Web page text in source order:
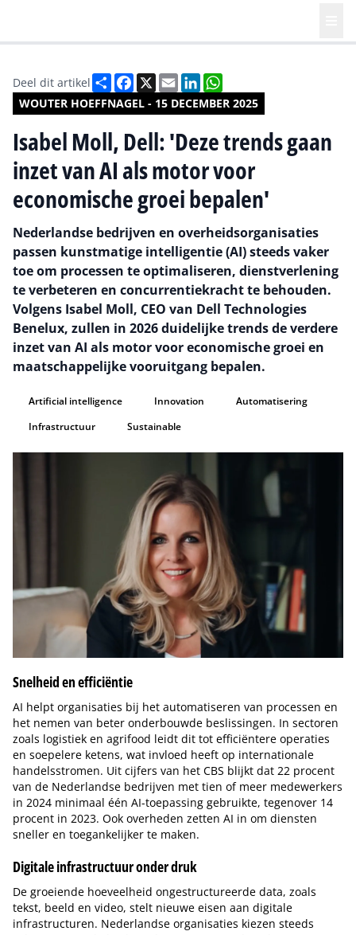
WOUTER HOEFFNAGEL - 15 DECEMBER 2025
Deel dit artikel DeelFacebook
X EmailLinkedIn
Isabel Moll, Dell: 'Deze trends gaan
inzet van AI als motor voor
economische groei bepalen'
Nederlandse bedrijven en overheidsorganisaties
passen kunstmatige intelligentie (AI) steeds vaker
toe om processen te optimaliseren, dienstverlening
te verbeteren en concurrentiekracht te behouden.
Volgens Isabel Moll, CEO van Dell Technologies
Benelux, zullen in 2026 duidelijke trends de verdere
inzet van AI als motor voor economische groei en
maatschappelijke vooruitgang bepalen.
Artificial intelligence Innovation
Automatisering
Infrastructuur
Sustainable
Snelheid en efficiëntie
AI helpt organisaties bij het automatiseren van processen en
het nemen van beter onderbouwde beslissingen. In sectoren
zoals logistiek en agrifood leidt dit tot efficiëntere operaties
en soepelere ketens, wat invloed heeft op internationale
handelsstromen. Uit cijfers van het CBS blijkt dat 22 procent
van de Nederlandse bedrijven met tien of meer medewerkers
in 2024 minimaal één AI-toepassing gebruikte, tegenover 14
procent in 2023. Ook overheden zetten AI in om diensten
sneller en toegankelijker te maken.
Digitale infrastructuur onder druk
De groeiende hoeveelheid ongestructureerde data, zoals
tekst, beeld en video, stelt nieuwe eisen aan digitale
infrastructuren. Nederlandse organisaties kiezen steeds